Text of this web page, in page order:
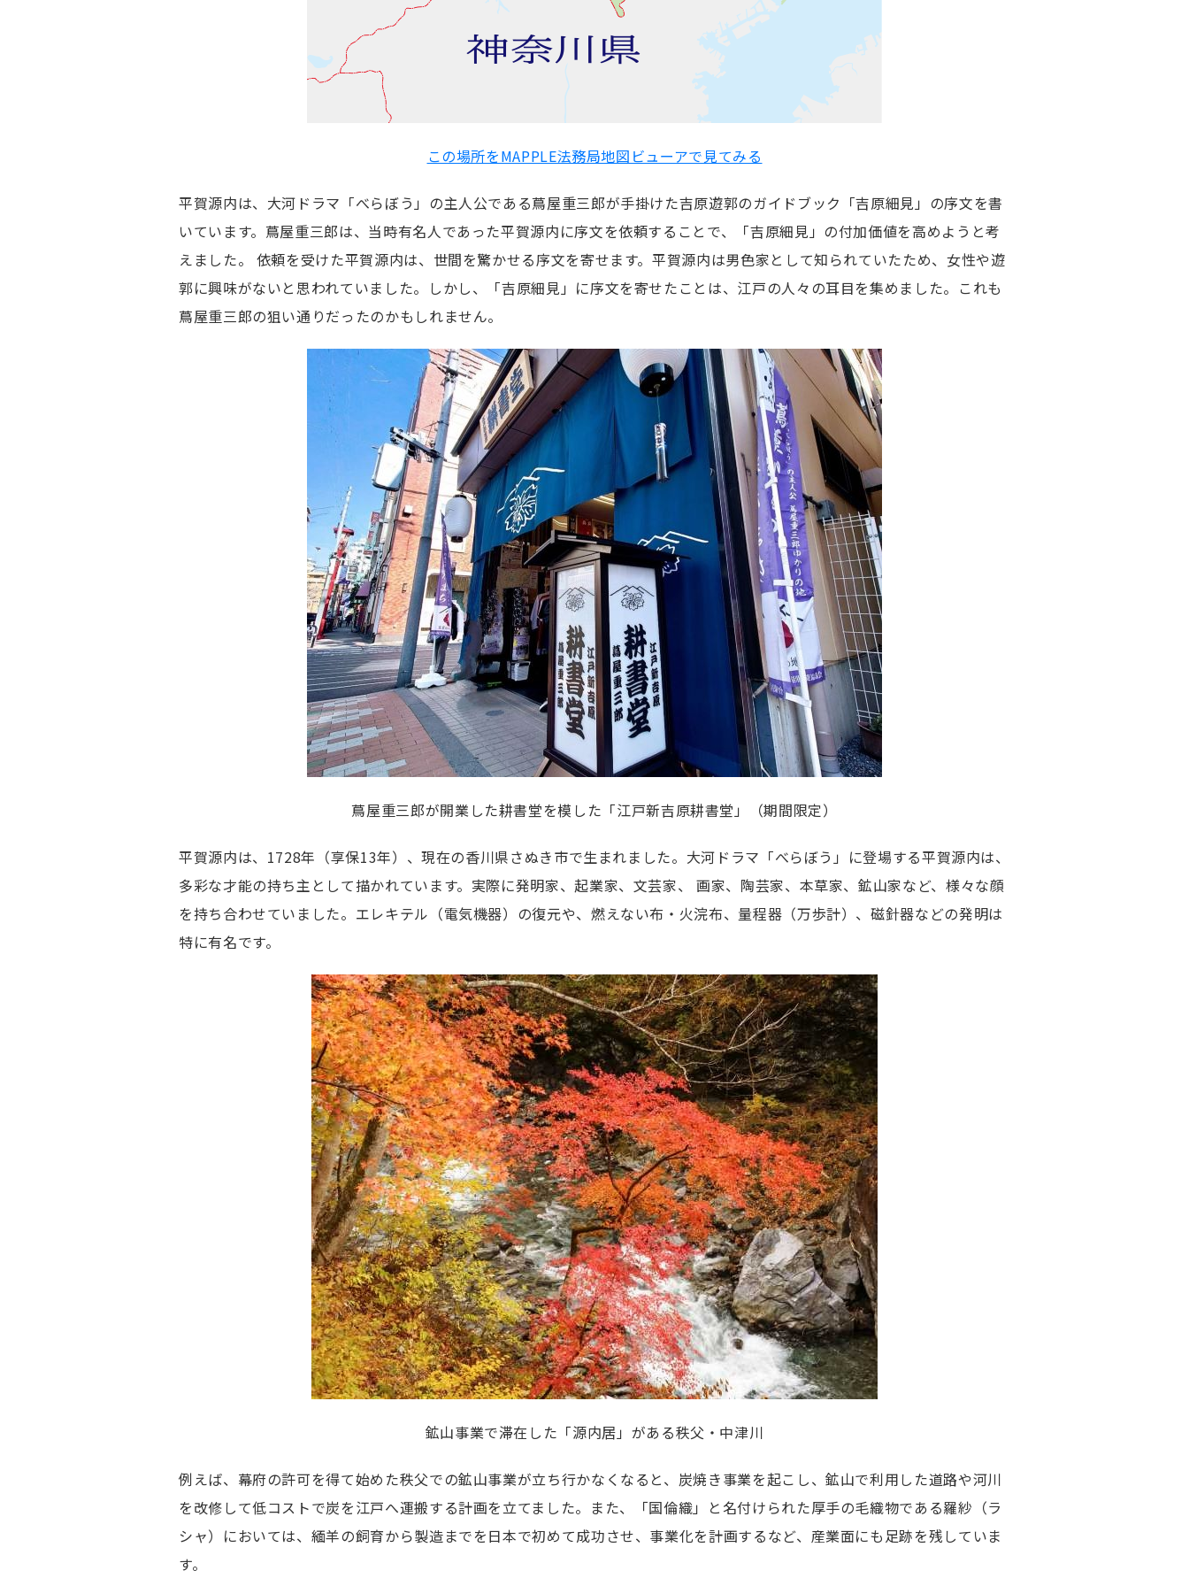
この場所をMAPPLE法務局地図ビューアで見てみる
平賀源内は、大河ドラマ「べらぼう」の主人公である蔦屋重三郎が手掛けた吉原遊郭のガイドブック「吉原細見」の序文を書
いています。蔦屋重三郎は、当時有名人であった平賀源内に序文を依頼することで、「吉原細見」の付加価値を高めようと考
えました。 依頼を受けた平賀源内は、世間を驚かせる序文を寄せます。平賀源内は男色家として知られていたため、女性や遊
郭に興味がないと思われていました。しかし、「吉原細見」に序文を寄せたことは、江戸の人々の耳目を集めました。これも
蔦屋重三郎の狙い通りだったのかもしれません。
蔦屋重三郎が開業した耕書堂を模した「江戸新吉原耕書堂」（期間限定）
平賀源内は、1728年（享保13年）、現在の香川県さぬき市で生まれました。大河ドラマ「べらぼう」に登場する平賀源内は、
多彩な才能の持ち主として描かれています。実際に発明家、起業家、文芸家、 画家、陶芸家、本草家、鉱山家など、様々な顔
を持ち合わせていました。エレキテル（電気機器）の復元や、燃えない布・火浣布、量程器（万歩計）、磁針器などの発明は
特に有名です。
鉱山事業で滞在した「源内居」がある秩父・中津川
例えば、幕府の許可を得て始めた秩父での鉱山事業が立ち行かなくなると、炭焼き事業を起こし、鉱山で利用した道路や河川
を改修して低コストで炭を江戸へ運搬する計画を立てました。また、「国倫織」と名付けられた厚手の毛織物である羅紗（ラ
シャ）においては、緬羊の飼育から製造までを日本で初めて成功させ、事業化を計画するなど、産業面にも足跡を残していま
す。